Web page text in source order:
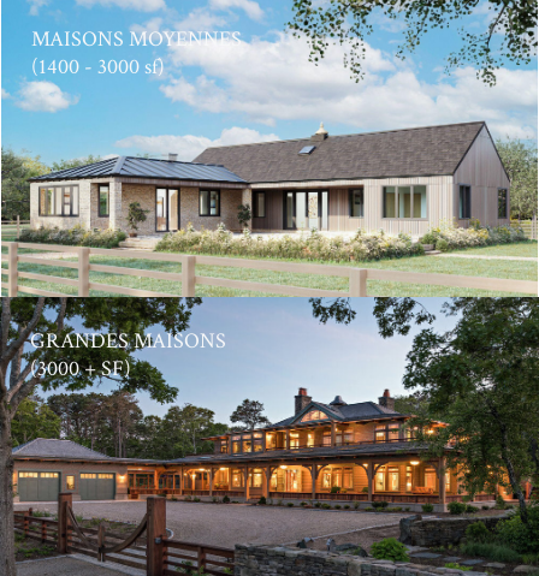
MAISONS MOYENNES
(1400 - 3000 sf)
GRANDES MAISONS
(3000 + SF)